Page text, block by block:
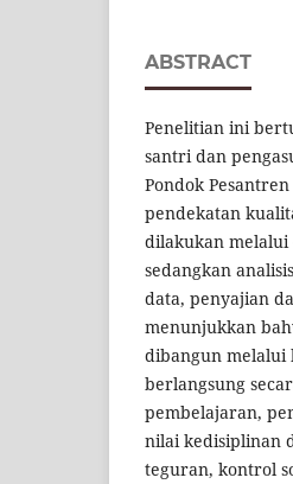
ABSTRACT
Penelitian ini
santri dan
Pondok
pendekatan
dilakukan melalui
sedangkan
data, penyajian
menunjukkan
dibangun melalui
berlangsung
pembelajaran,
nilai kedisiplinan
teguran, kontrol